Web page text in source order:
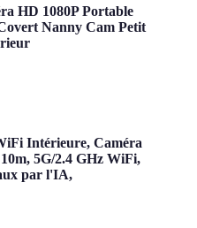
HD 1080P Portable
Nanny Cam Petit
Intérieure, Caméra
5G/2.4 GHz WiFi,
par l'IA,